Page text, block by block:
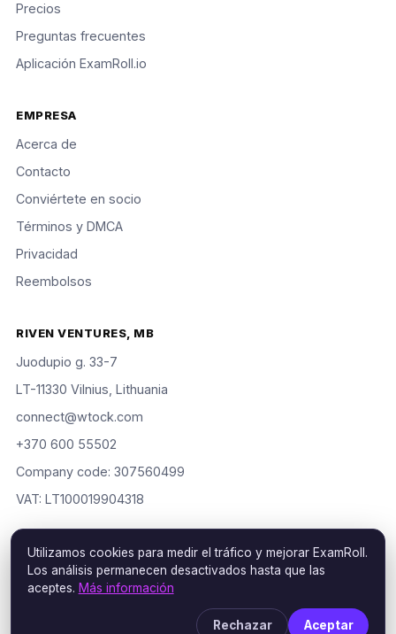
Precios
Preguntas frecuentes
Aplicación ExamRoll.io
EMPRESA
Acerca de
Contacto
Conviértete en socio
Términos y DMCA
Privacidad
Reembolsos
RIVEN VENTURES, MB
Juodupio g. 33-7
LT-11330 Vilnius, Lithuania
connect@wtock.com
+370 600 55502
Company code: 307560499
VAT: LT100019904318
© 2016–2026 Riven Ventures, MB. Todos los derechos
reservados. ExamRoll is an independent study aid, not affiliated
with or endorsed by the certification vendors named; rights
holders may request removal via ourDMCA policy.
Utilizamos cookies para medir el tráfico y mejorar ExamRoll.
Los análisis permanecen desactivados hasta que las
aceptes. Más información
Rechazar Aceptar